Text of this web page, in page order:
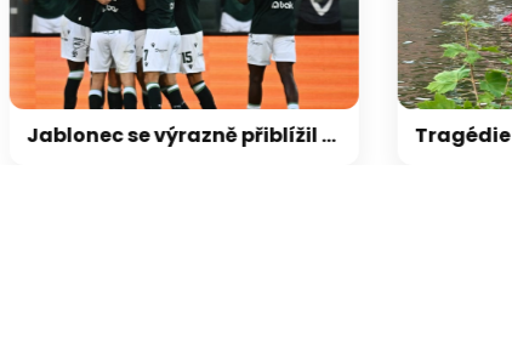
Jablonec se výrazně přiblížil k postupu. Hradec proti oslabenému Besiktasu prohrál